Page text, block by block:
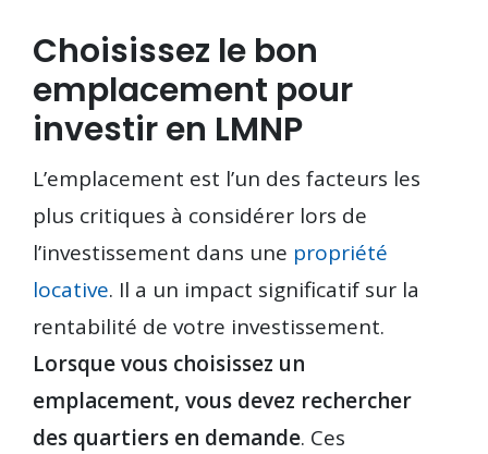
Choisissez le bon
emplacement pour
investir en LMNP
L’emplacement est l’un des facteurs les
plus critiques à considérer lors de
l’investissement dans une propriété
locative. Il a un impact significatif sur la
rentabilité de votre investissement.
Lorsque vous choisissez un
emplacement, vous devez rechercher
des quartiers en demande. Ces